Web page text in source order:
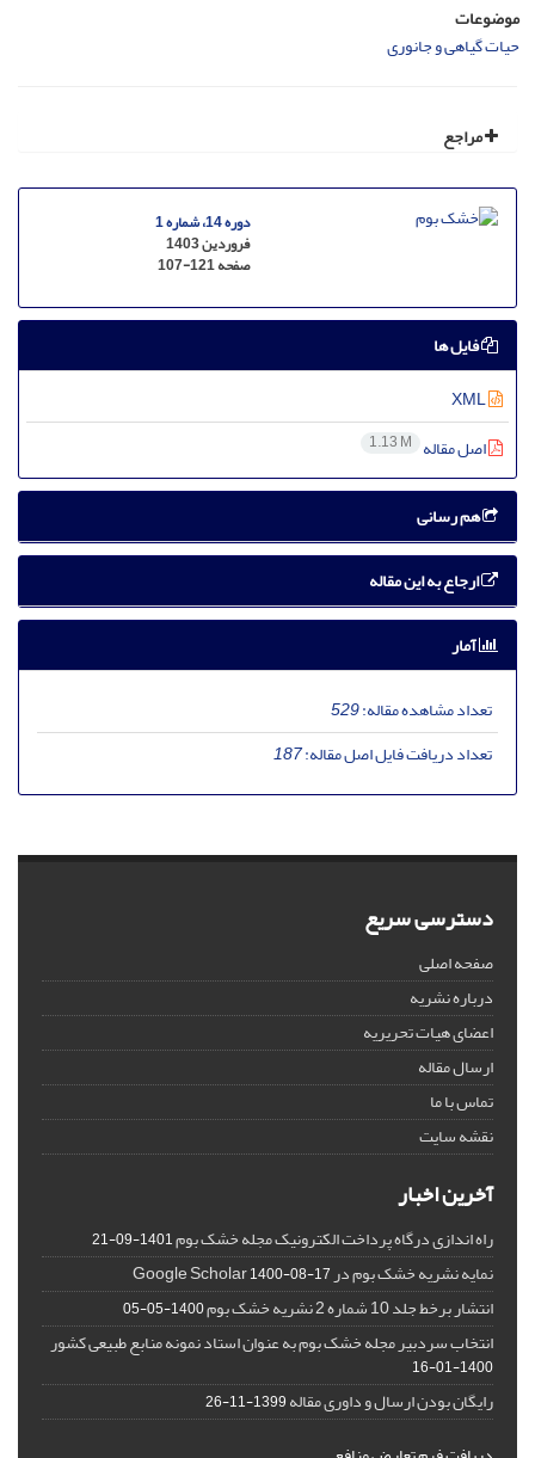
موضوعات
حیات گیاهی و جانوری
مراجع
دوره 14، شماره 1
فروردین 1403
صفحه107-121
فایل ها
اصل مقاله 1.13 M
هم رسانی
ارجاع به این مقاله
آمار
تعداد مشاهده مقاله:529
تعداد دریافت فایل اصل مقاله:187
دسترسی سریع
صفحه اصلی
درباره نشریه
اعضای هیات تحریریه
ارسال مقاله
تماس با ما
نقشه سایت
آخرین اخبار
راه اندازی درگاه پرداخت الکترونیک مجله خشک بوم1401-09-21
نمایه نشریه خشک بوم در Google Scholar1400-08-17
انتشار برخط جلد 10 شماره 2 نشریه خشک بوم 1400-05-05
انتخاب سردبیر مجله خشک بوم به عنوان استاد نمونه منابع طبیعی کشور
1400-01-16
رایگان بودن ارسال و داوری مقاله1399-11-26